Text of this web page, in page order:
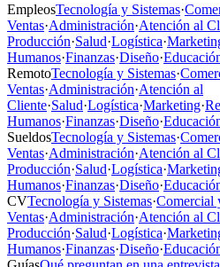
EmpleosTecnología y Sistemas·
Ventas·Administración·Atención al
Producción·Salud·Logística·
Humanos·Finanzas·Diseño·
RemotoTecnología y Sistemas·
Ventas·Administración·Atención al
Cliente·Salud·Logística·Marketing·
Humanos·Finanzas·Diseño·
SueldosTecnología y Sistemas·
Ventas·Administración·Atención al
Producción·Salud·Logística·
Humanos·Finanzas·Diseño·
CVTecnología y Sistemas·Comercial
Ventas·Administración·Atención al
Producción·Salud·Logística·
Humanos·Finanzas·Diseño·